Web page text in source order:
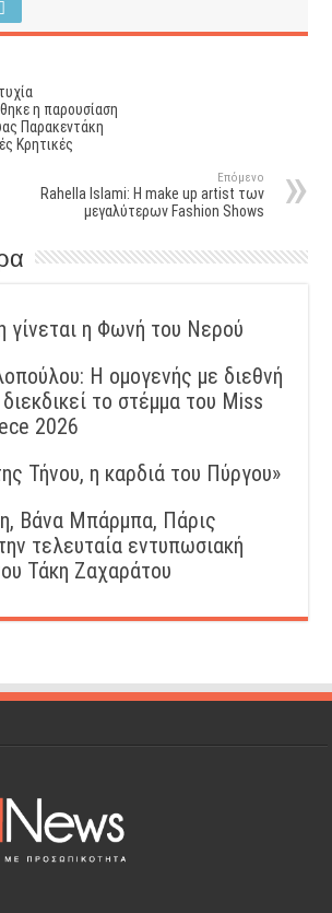
η παρουσίαση
Παρακεντάκη
Κρητικές
Επόμενο
Rahella Islami: Η make up artist των
μεγαλύτερων Fashion Shows
γίνεται η Φωνή του Νερού
Η ομογενής με διεθνή
το στέμμα του Miss
2026
Τήνου, η καρδιά του Πύργου»
Βάνα Μπάρμπα, Πάρις
τελευταία εντυπωσιακή
Τάκη Ζαχαράτου